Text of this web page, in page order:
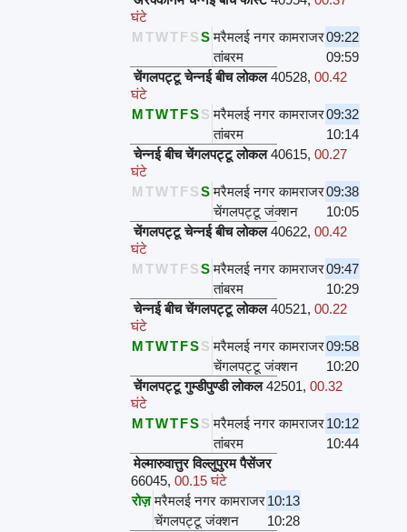
घंटे
M TWTFSS मरैमलई नगर कामराजर09:22
तांबरम
09:59
चेंगलपट्टू चेन्नई बीच लोकल 40528,00.42
घंटे
MTWTFSS मरैमलई नगर कामराजर09:32
तांबरम
10:14
चेन्नई बीच चेंगलपट्टू लोकल 40615,00.27
घंटे
M TWTFSS मरैमलई नगर कामराजर09:38
चेंगलपट्टू जंक्शन
10:05
चेंगलपट्टू चेन्नई बीच लोकल 40622,00.42
घंटे
M TWTFSS मरैमलई नगर कामराजर09:47
तांबरम
10:29
चेन्नई बीच चेंगलपट्टू लोकल 40521,00.22
घंटे
MTWTFSS मरैमलई नगर कामराजर09:58
चेंगलपट्टू जंक्शन
10:20
चेंगलपट्टू गुम्डीपुण्डी लोकल 42501,00.32
घंटे
MTWTFSS मरैमलई नगर कामराजर10:12
तांबरम
10:44
मेल्मारुवात्तुर विल्लुपुरम पैसेंजर
66045,00.15 घंटे
रोज़ मरैमलई नगर कामराजर10:13
चेंगलपट्टू जंक्शन
10:28